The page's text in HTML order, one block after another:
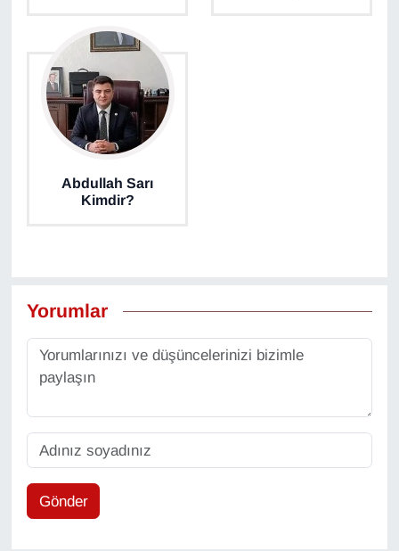
Abdullah Sarı
Kimdir?
Yorumlar
Gönder
VAN'DA SPOR
Vasıta
YAŞAM
YEREL